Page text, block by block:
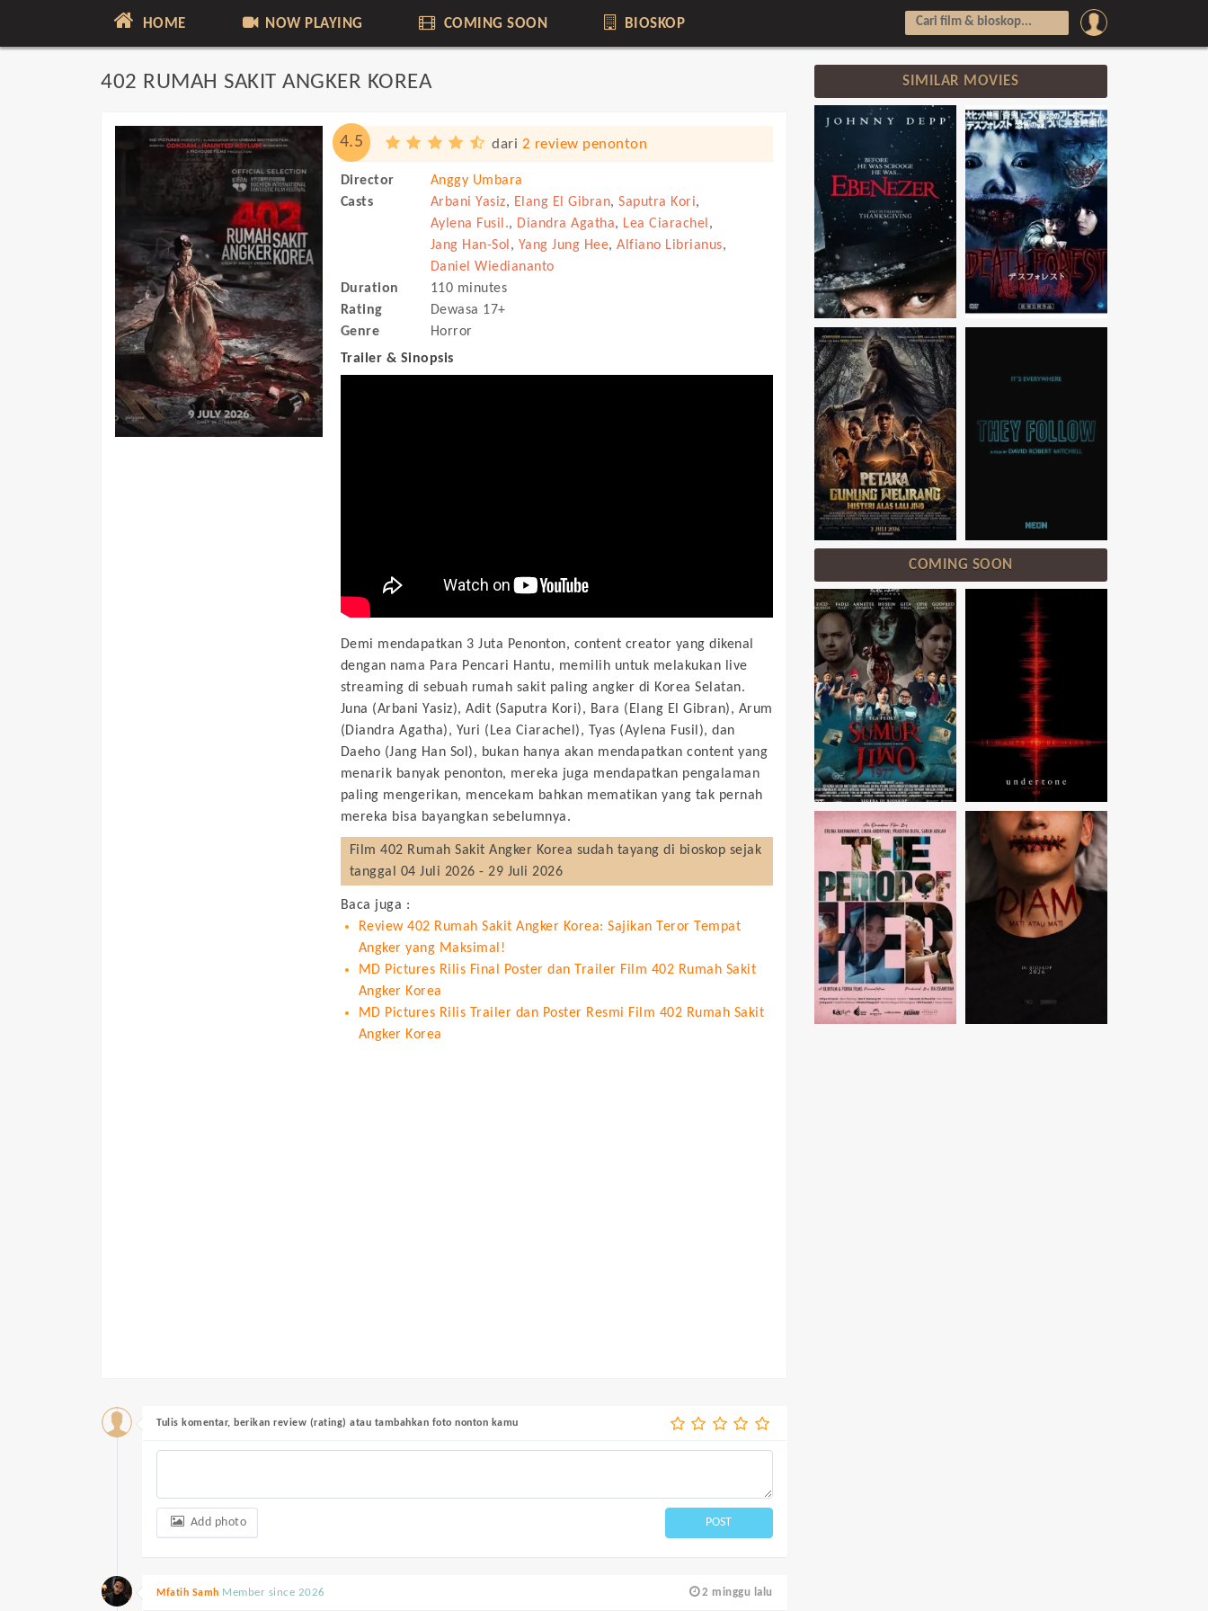
HOME NOW PLAYING COMING SOON BIOSKOP
402 RUMAH SAKIT ANGKER KOREA
4.5 dari 2 review penonton
Director
Anggy Umbara
Casts
Arbani Yasiz, Elang El Gibran, Saputra Kori,
Aylena Fusil., Diandra Agatha, Lea Ciarachel ,
Jang Han-Sol , Yang Jung Hee, Alfiano Librianus,
Daniel Wiediananto
Duration
110 minutes
Rating
Dewasa 17+
Genre
Horror
Trailer & Sinopsis
Demi mendapatkan 3 Juta Penonton, content creator yang dikenal
dengan nama Para Pencari Hantu, memilih untuk melakukan live
streaming di sebuah rumah sakit paling angker di Korea Selatan.
Juna (Arbani Yasiz), Adit (Saputra Kori), Bara (Elang El Gibran), Arum
(Diandra Agatha), Yuri (Lea Ciarachel), Tyas (Aylena Fusil), dan
Daeho (Jang Han Sol), bukan hanya akan mendapatkan content yang
menarik banyak penonton, mereka juga mendapatkan pengalaman
paling mengerikan, mencekam bahkan mematikan yang tak pernah
mereka bisa bayangkan sebelumnya.
Film 402 Rumah Sakit Angker Korea sudah tayang di bioskop sejak
tanggal 04 Juli 2026 - 29 Juli 2026
Baca juga :
Review 402 Rumah Sakit Angker Korea: Sajikan Teror Tempat
Angker yang Maksimal!
MD Pictures Rilis Final Poster dan Trailer Film 402 Rumah Sakit
Angker Korea
MD Pictures Rilis Trailer dan Poster Resmi Film 402 Rumah Sakit
Angker Korea
Tulis komentar, berikan review (rating) atau tambahkan foto nonton kamu
Add photo POST
2 minggu lalu
Mfatih Samh Member since 2026
SIMILAR MOVIES
COMING SOON